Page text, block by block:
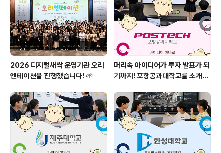
2026 디지털새싹 운영기관 오리
엔테이션을 진행했습니다! 🌱
머리속 아이디어가 투자 발표가 되
기까지! 포항공과대학교를 소개합